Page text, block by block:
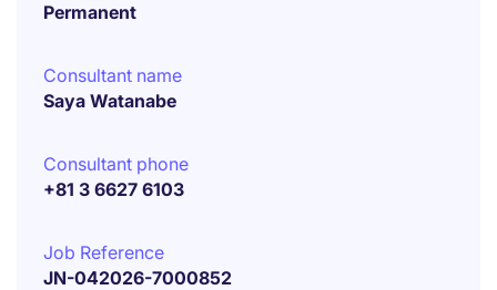
Permanent
Consultant name
Saya Watanabe
Consultant phone
+81 3 6627 6103
Job Reference
JN-042026-7000852